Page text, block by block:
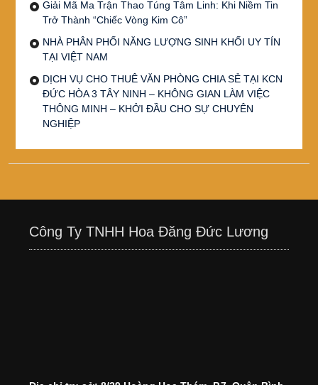
Giải Mã Ma Trận Thao Túng Tâm Linh: Khi Niềm Tin
Trở Thành “Chiếc Vòng Kim Cô”
NHÀ PHÂN PHỐI NĂNG LƯỢNG SINH KHỐI UY TÍN
TẠI VIỆT NAM
DỊCH VỤ CHO THUÊ VĂN PHÒNG CHIA SẺ TẠI KCN
ĐỨC HÒA 3 TÂY NINH – KHÔNG GIAN LÀM VIỆC
THÔNG MINH – KHỞI ĐẦU CHO SỰ CHUYÊN
NGHIỆP
Công Ty TNHH Hoa Đăng Đức Lương